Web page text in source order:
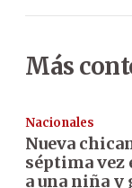
Más
Nacionales
Nueva
séptima vez
a una niña y